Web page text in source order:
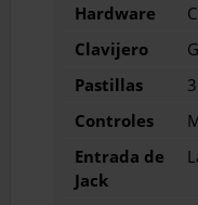
Hardware
Clavijero
Pastillas
Controles
Entrada de
Jack